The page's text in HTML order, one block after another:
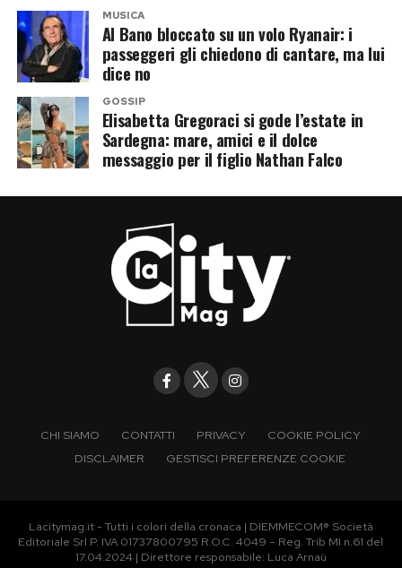
MUSICA
Al Bano bloccato su un volo Ryanair: i
passeggeri gli chiedono di cantare, ma lui
dice no
GOSSIP
Elisabetta Gregoraci si gode l’estate in
Sardegna: mare, amici e il dolce
messaggio per il figlio Nathan Falco
CHI SIAMO CONTATTI PRIVACY
COOKIE POLICY
DISCLAIMER
GESTISCI PREFERENZE COOKIE
Lacitymag.it - Tutti i colori della cronaca | DIEMMECOM® Società
Editoriale Srl P. IVA 01737800795 R.O.C. 4049 – Reg. Trib MI n.61 del
17.04.2024 | Direttore responsabile: Luca Arnaù